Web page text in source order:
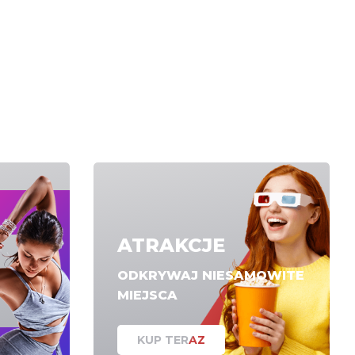
ATRAKCJE
ODKRYWAJ NIESAMOWITE
MIEJSCA
KUP TERAZ